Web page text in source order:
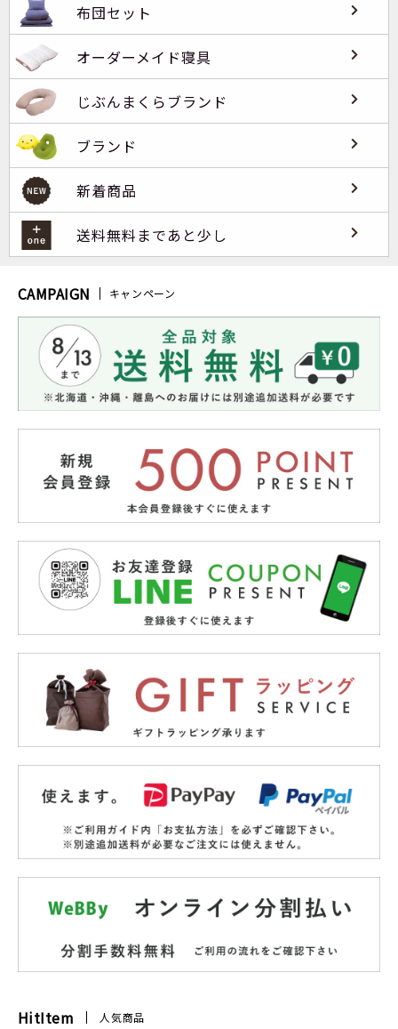
布団セット
オーダーメイド寝具
じぶんまくらブランド
ブランド
新着商品
送料無料まであと少し
CAMPAIGN キャンペーン
HitItem 人気商品